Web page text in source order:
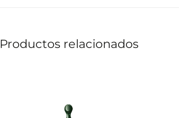
Productos relacionados